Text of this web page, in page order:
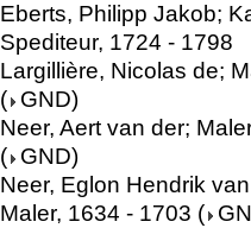
Eberts, Philipp Jakob;
Spediteur, 1724 - 1798
Largillière, Nicolas de;
( GND)
Neer, Aert van der;
( GND)
Neer, Eglon Hendrik
Maler, 1634 - 1703 (